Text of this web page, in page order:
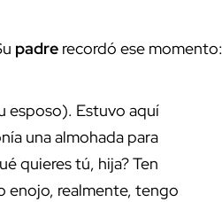
padre recordó ese momento:
esposo). Estuvo aquí
una almohada para
quieres tú, hija? Ten
enojo, realmente, tengo